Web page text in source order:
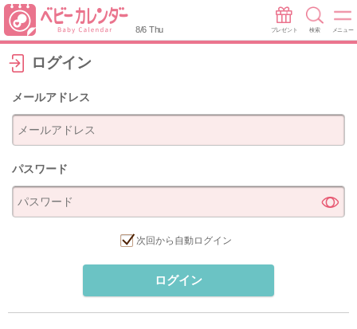
8/6 Thu プレゼント 検索 メニュー
ログイン
メールアドレス
パスワード
次回から自動ログイン
ログイン